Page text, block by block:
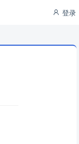
登录